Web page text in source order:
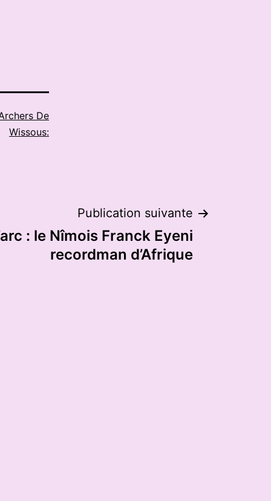
De
Wissous:
Publication suivante
: le Nîmois Franck Eyeni
recordman d’Afrique